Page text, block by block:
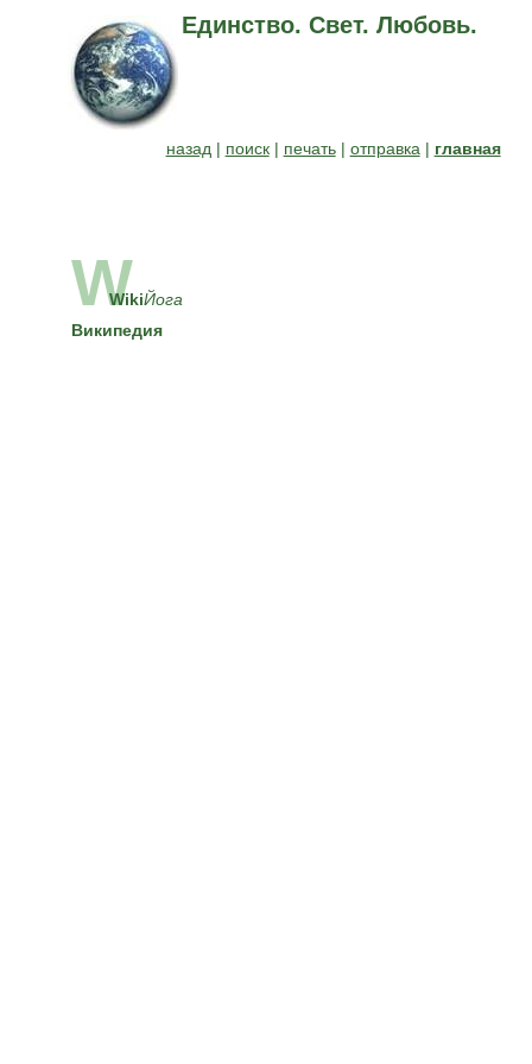
Единство. Свет. Любовь.
назад | поиск| печать| отправка | главная
W
WikiЙога
Википедия